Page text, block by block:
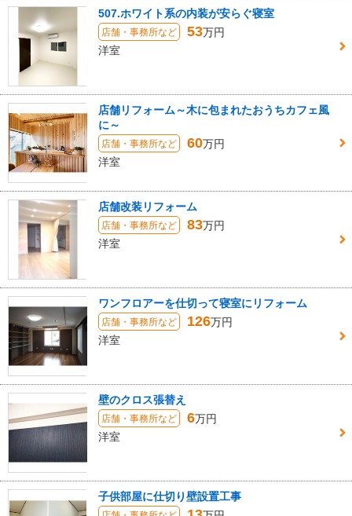
507.ホワイト系の内装が安らぐ寝室
店舗・事務所など 53万円
洋室
店舗リフォーム～木に包まれたおうちカフェ風
に～
店舗・事務所など 60万円
洋室
店舗改装リフォーム
店舗・事務所など 83万円
洋室
ワンフロアーを仕切って寝室にリフォーム
店舗・事務所など 126万円
洋室
壁のクロス張替え
店舗・事務所など 6万円
洋室
子供部屋に仕切り壁設置工事